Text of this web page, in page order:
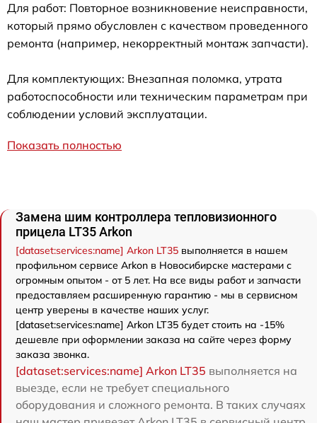
Для работ: Повторное возникновение неисправности,
который прямо обусловлен с качеством проведенного
ремонта (например, некорректный монтаж запчасти).
Для комплектующих: Внезапная поломка, утрата
работоспособности или техническим параметрам при
соблюдении условий эксплуатации.
Показать полностью
Замена шим контроллера тепловизионного
прицела LT35 Arkon
[dataset:services:name] Arkon LT35 выполняется в нашем
профильном сервисе Arkon в Новосибирске мастерами с
огромным опытом - от 5 лет. На все виды работ и запчасти
предоставляем расширенную гарантию - мы в сервисном
центр уверены в качестве наших услуг.
[dataset:services:name] Arkon LT35 будет стоить на -15%
дешевле при оформлении заказа на сайте через форму
заказа звонка.
[dataset:services:name] Arkon LT35 выполняется на
выезде, если не требует специального
оборудования и сложного ремонта. В таких случаях